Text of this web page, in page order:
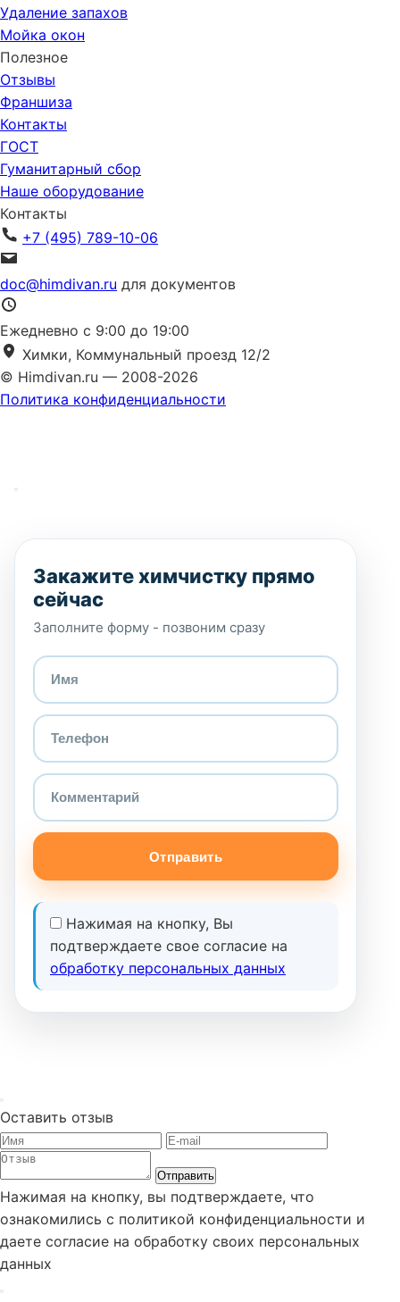
Удаление запахов
Мойка окон
Полезное
Отзывы
Франшиза
Контакты
ГОСТ
Гуманитарный сбор
Наше оборудование
Контакты
+7 (495) 789-10-06
doc@himdivan.ru для документов
Ежедневно с 9:00 до 19:00
Химки, Коммунальный проезд 12/2
© Himdivan.ru — 2008-2026
Политика конфиденциальности
Закажите химчистку прямо
сейчас
Заполните форму - позвоним сразу
Отправить
Нажимая на кнопку, Вы
подтверждаете свое согласие на
обработку персональных данных
Оставить отзыв
Отправить
Нажимая на кнопку, вы подтверждаете, что
ознакомились с политикой конфиденциальности и
даете согласие на обработку своих персональных
данных